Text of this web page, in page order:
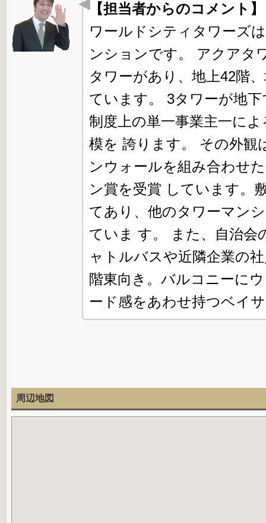
【担当者からのコメント
ワールドシティタワーズ
ンションです。 アクアタ
タワーがあり、地上42階
ています。 3タワーが地
制度上の単一事業主一に
模を 誇ります。 その外観
ンウォールを組み合わせ
ン賞を受賞 しています。
てあり、他のタワーマン
ていま す。 また、自治会
ャトルバスや近隣企業の
階東向き。バルコニーに
ード感をあわせ持つベイ
周辺地図